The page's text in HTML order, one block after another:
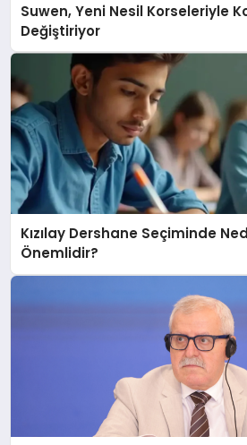
Suwen, Yeni Nesil Korseleriyle
Değiştiriyor
Kızılay Dershane Seçiminde
Önemlidir?